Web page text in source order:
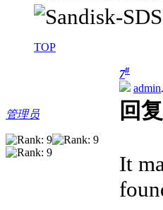
TOP
管理员
7#
admin
回复
It